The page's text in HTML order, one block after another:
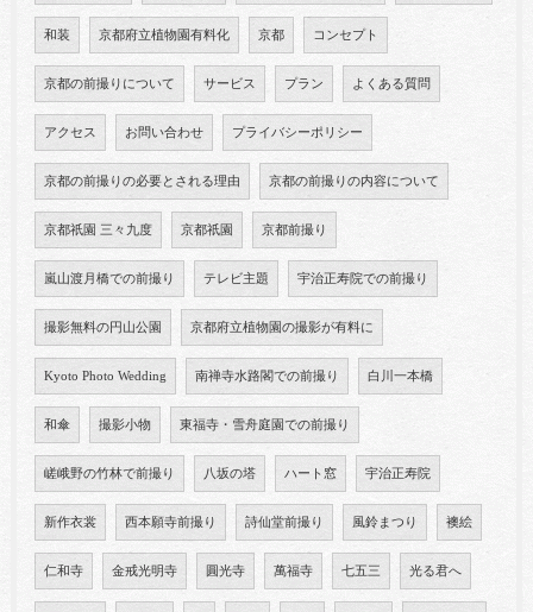
和装 京都府立植物園有料化 京都 コンセプト
京都の前撮りについて サービス プラン よくある質問
アクセス お問い合わせ プライバシーポリシー
京都の前撮りの必要とされる理由 京都の前撮りの内容について
京都祇園 三々九度 京都祇園 京都前撮り
嵐山渡月橋での前撮り テレビ主題 宇治正寿院での前撮り
撮影無料の円山公園 京都府立植物園の撮影が有料に
Kyoto Photo Wedding 南禅寺水路閣での前撮り 白川一本橋
和傘 撮影小物 東福寺・雪舟庭園での前撮り
嵯峨野の竹林で前撮り 八坂の塔 ハート窓 宇治正寿院
新作衣裳 西本願寺前撮り 詩仙堂前撮り 風鈴まつり 襖絵
仁和寺 金戒光明寺 圓光寺 萬福寺 七五三 光る君へ